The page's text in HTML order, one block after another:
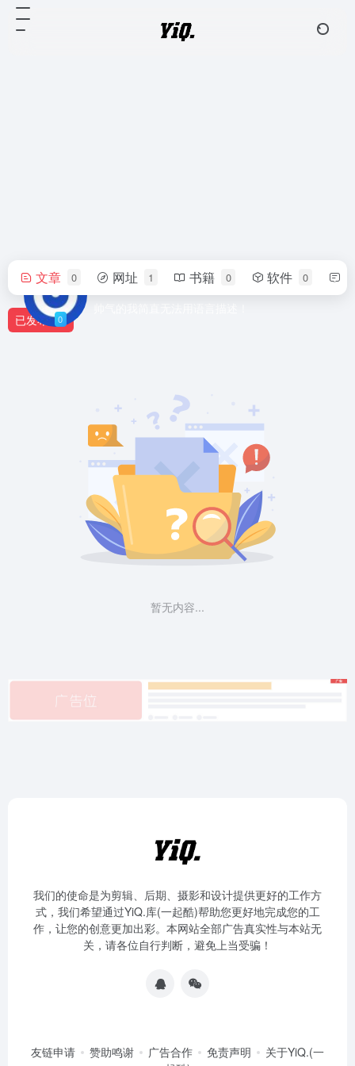
15083662215
文章 0 网址 1 书籍 0 软件 0
已发布 0
暂无内容...
我们的使命是为剪辑、后期、摄影和设计提供更好的工作方
式，我们希望通过YiQ.库(一起酷)帮助您更好地完成您的工
作，让您的创意更加出彩。本网站全部广告真实性与本站无
关，请各位自行判断，避免上当受骗！
友链申请 赞助鸣谢 广告合作 免责声明
关于YiQ.(一